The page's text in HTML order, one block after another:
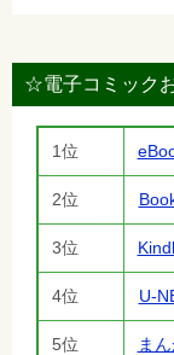
☆電子コミック
1位
2位
3位
4位 U-
5位 ま